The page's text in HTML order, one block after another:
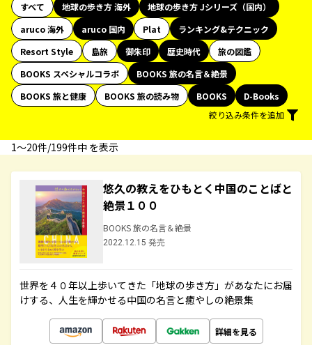
すべて 地球の歩き方 海外
地球の歩き方 Jシリーズ（国内）
aruco 海外
aruco 国内 Plat
ランキング&テクニック
Resort Style
島旅 御朱印 歴史時代
旅の図鑑
BOOKS スペシャルコラボ
BOOKS 旅の名言＆絶景
BOOKS 旅と健康
BOOKS 旅の読み物 BOOKS
D-Books
絞り込み条件を追加
1〜20件/199件中 を表示
悠久の教えをひもとく中国のことばと
絶景１００
BOOKS 旅の名言＆絶景
2022.12.15 発売
世界を４０年以上歩いてきた「地球の歩き方」があなたにお届
けする、人生を輝かせる中国の名言と癒やしの絶景集
詳細を見る